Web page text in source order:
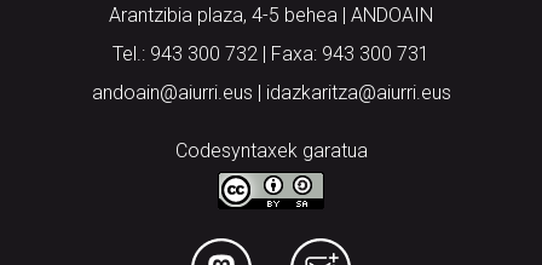
Arantzibia plaza, 4-5 behea | ANDOAIN
Tel.: 943 300 732 | Faxa: 943 300 731
andoain@aiurri.eus | idazkaritza@aiurri.eus
Codesyntaxek garatua